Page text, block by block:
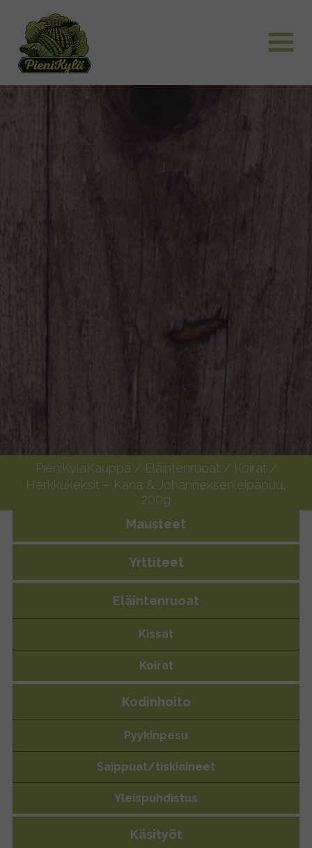
Herkkukeksit – Kana &
Johanneksenleipäpuu, 200g
PieniKyläKauppa / Eläintenruoat / Koirat /
Herkkukeksit – Kana & Johanneksenleipäpuu,
200g
Mausteet
Yrttiteet
Eläintenruoat
Kissat
Koirat
Kodinhoito
Pyykinpesu
Saippuat/tiskiaineet
Yleispuhdistus
Käsityöt